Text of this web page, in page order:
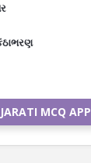
MCQ APP